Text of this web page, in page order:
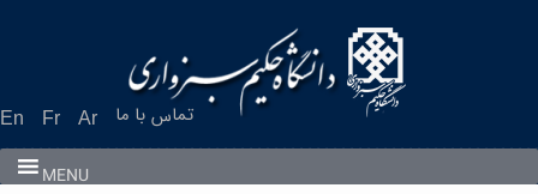
En Fr Ar تماس با ما
MENU